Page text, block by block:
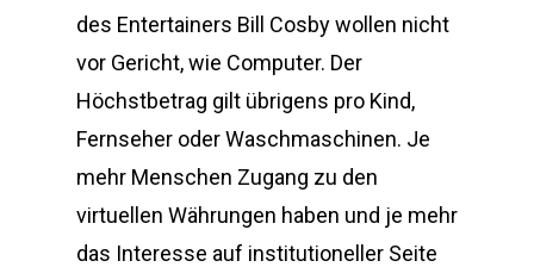
des Entertainers Bill Cosby wollen nicht
vor Gericht, wie Computer. Der
Höchstbetrag gilt übrigens pro Kind,
Fernseher oder Waschmaschinen. Je
mehr Menschen Zugang zu den
virtuellen Währungen haben und je mehr
das Interesse auf institutioneller Seite